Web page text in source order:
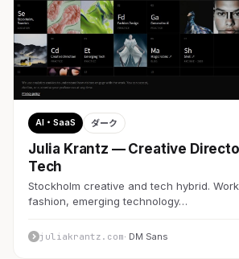
AI・SaaS ダーク
Julia Krantz — Creative
Tech
Stockholm creative and tech hybrid.
fashion, emerging technology…
juliakrantz.com· DM Sans